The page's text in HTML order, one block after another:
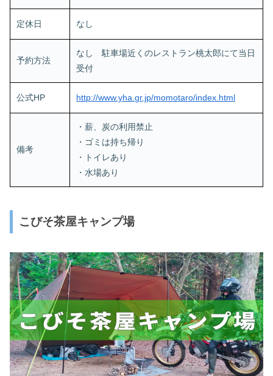
定休日 なし
予約方法
なし 駐車場近くのレストラン桃太郎にて当日
受付
公式HP http://www.yha.gr.jp/momotaro/index.html
備考
・薪、炭の利用禁止
・ゴミは持ち帰り
・トイレあり
・水場あり
こびそ茶屋キャンプ場